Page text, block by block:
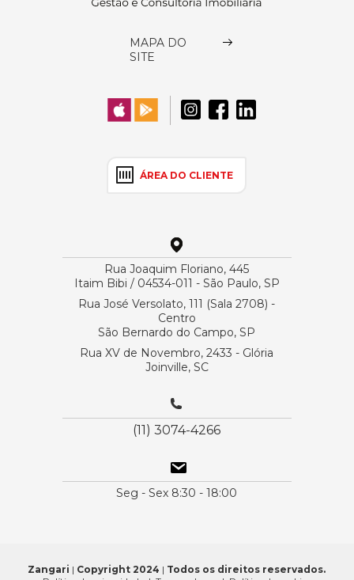
MAPA DO
SITE
ÁREA DO CLIENTE
Rua Joaquim Floriano, 445
Itaim Bibi / 04534-011 - São Paulo, SP
Rua José Versolato, 111 (Sala 2708) -
Centro
São Bernardo do Campo, SP
Rua XV de Novembro, 2433 - Glória
Joinville, SC
(11) 3074-4266
Seg - Sex 8:30 - 18:00
Zangari | Copyright 2024 | Todos os direitos reservados.